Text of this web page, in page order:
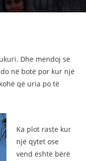
Dhe mendoj se
në botë por kur një
që uria po të
Ka plot raste kur
një qytet ose
vend është bërë